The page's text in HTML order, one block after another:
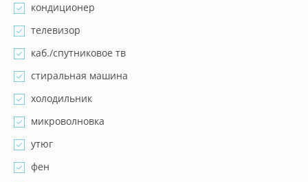
кондиционер
телевизор
каб./спутниковое тв
стиральная машина
холодильник
микроволновка
утюг
фен